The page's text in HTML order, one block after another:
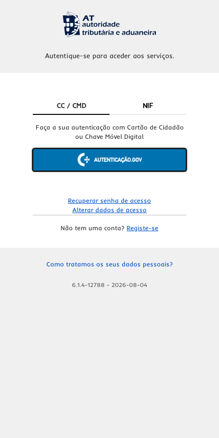
Autentique-se para aceder aos serviços.
CC / CMD NIF
Faça a sua autenticação com Cartão de Cidadão
ou Chave Móvel Digital
Recuperar senha de acesso
Alterar dados de acesso
Não tem uma conta? Registe-se
Como tratamos os seus dados pessoais?
6.1.4-12788 - 2026-08-04